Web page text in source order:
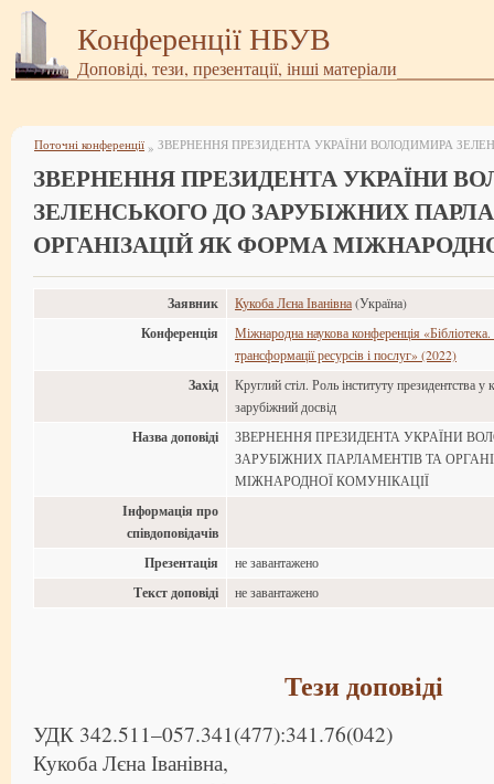
Конференції НБУВ
Доповіді, тези, презентації, інші матеріали
Поточні конференції »
ЗВЕРНЕННЯ ПРЕЗИДЕНТА УКРАЇНИ
ЗЕЛЕНСЬКОГО ДО ЗАРУБІЖНИХ
ОРГАНІЗАЦІЙ ЯК ФОРМА
Заявник Кукоба Лєна Іванівна (Україна)
Конференція
Міжнародна наукова конференція
трансформації ресурсів і послуг» (2022)
Захід
Круглий стіл. Роль інституту президентства у
зарубіжний досвід
Назва доповіді
ЗВЕРНЕННЯ ПРЕЗИДЕНТА УКРАЇНИ
ЗАРУБІЖНИХ ПАРЛАМЕНТІВ ТА
МІЖНАРОДНОЇ КОМУНІКАЦІЇ
Інформація про
співдоповідачів
Презентація
не завантажено
Текст доповіді не завантажено
Тези доповіді
УДК 342.511–057.341(477):341.76(042)
Кукоба Лєна Іванівна,